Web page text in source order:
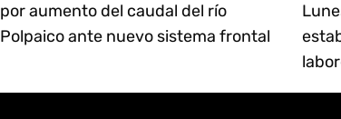
por aumento del caudal del río
Polpaico ante nuevo sistema frontal